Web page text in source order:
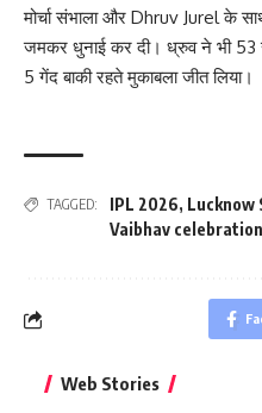
मोर्चा संभाला और Dhruv Jurel के
जमकर धुनाई कर दी। ध्रुव ने भी 53
5 गेंद बाकी रहते मुकाबला जीत लिया।
TAGGED: IPL 2026, Lucknow
Vaibhav celebration
Web Stories
नीतीश कुमार का पहला